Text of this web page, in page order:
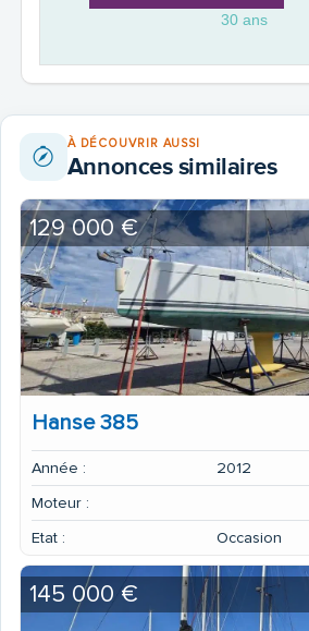
30 ans
À DÉCOUVRIR AUSSI
Annonces similaires
Hanse 385
Année :
2012
Moteur :
Etat :
Occasion
129 000 €
145 000 €